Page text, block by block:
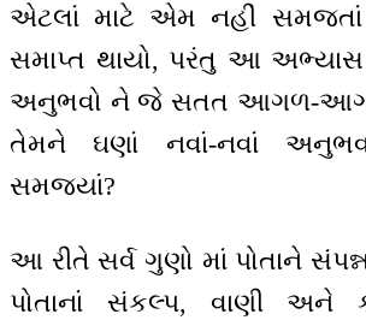
એટલાં માટે એમ નહીં
સમાપ્ત થાયો, પરંતુ આ
અનુભવો ને જે સતત આગળ-
તેમને ઘણાં નવાં-નવાં
સમજ્યાં?
આ રીતે સર્વ ગુણો માં પોતાને
પોતાનાં સંકલ્પ, વાણી અને